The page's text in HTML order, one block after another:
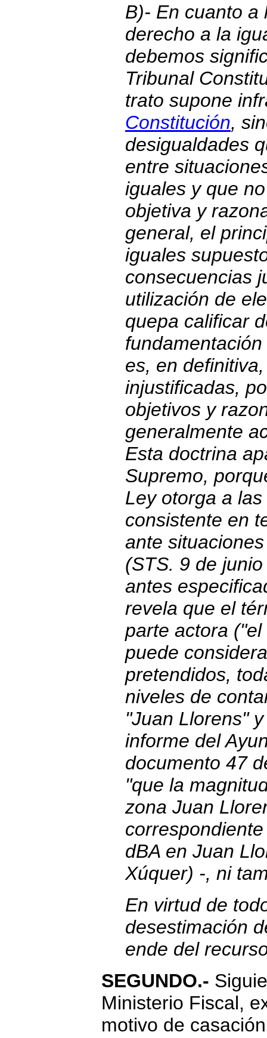
B)- En cuanto a
derecho a la
debemos
Tribunal
trato supone
Constitución,
desigualdades
entre
iguales y que
objetiva y
general, el
iguales
consecuencias
utilización de
quepa calificar
es, en
injustificadas,
objetivos y
generalmente
Esta doctrina
Supremo,
Ley otorga a
consistente en
ante
(STS. 9 de
antes
revela que el
parte actora
puede
pretendidos,
niveles de
"Juan Llorens"
informe del
documento 47
"que la
zona Juan
dBA en Juan
Xúquer) -, ni
En virtud de
desestimación
ende del
SEGUNDO.-
Ministerio Fiscal,
motivo de